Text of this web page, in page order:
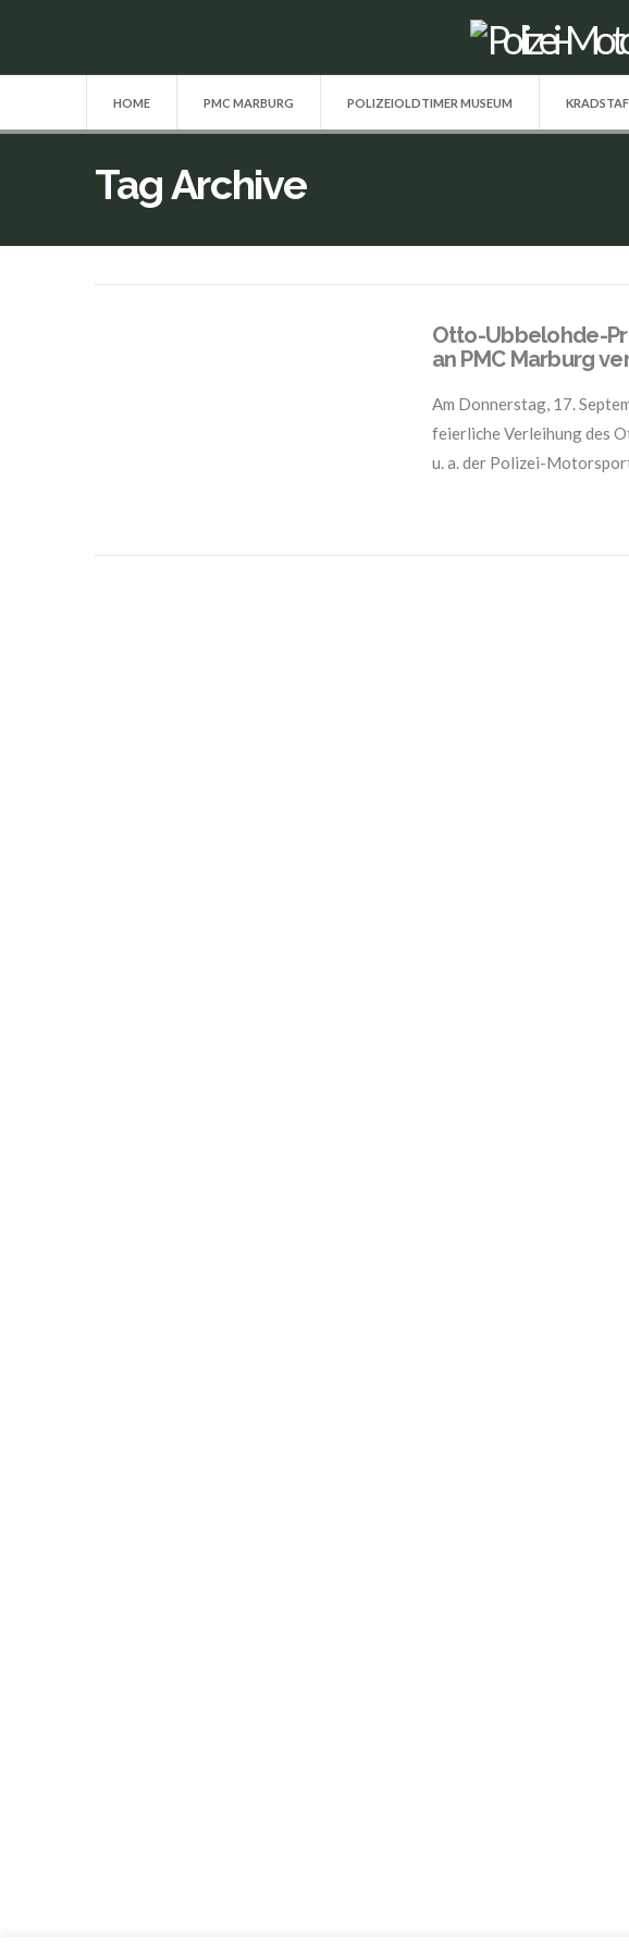
HOME PMC MARBURG POLIZEIOLDTIMER MUSEUM
Tag Archive
Otto-Ubbelohde-
an PMC Marburg
Am Donnerstag, 17.
feierliche Verleihung des
u. a. der Polizei-